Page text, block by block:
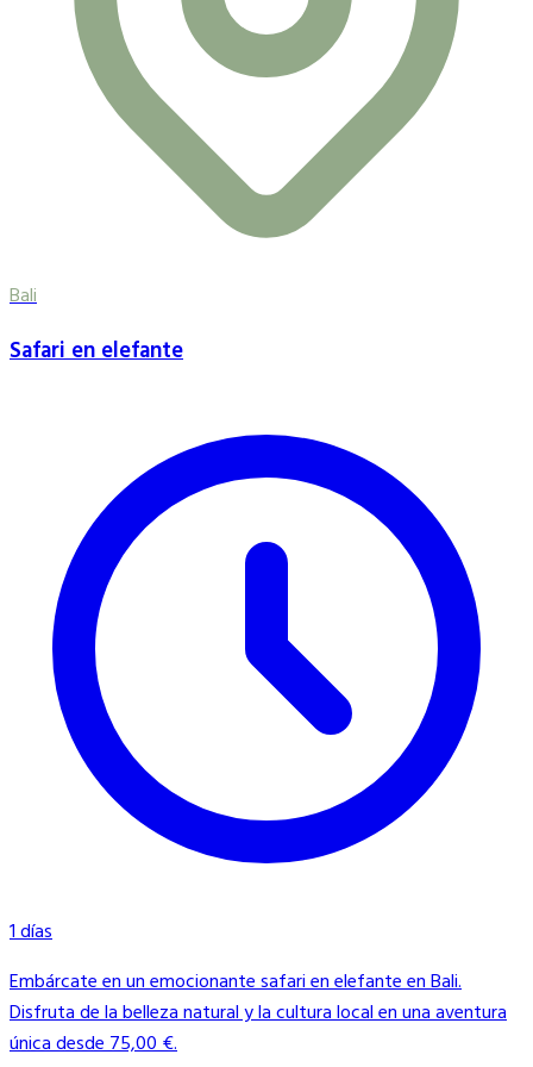
Bali
Safari en elefante
1 días
Embárcate en un emocionante safari en elefante en Bali.
Disfruta de la belleza natural y la cultura local en una aventura
única desde 75,00 €.